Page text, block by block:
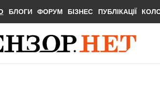
БЛОГИ ФОРУМ БІЗНЕС ПУБЛІКАЦІЇ